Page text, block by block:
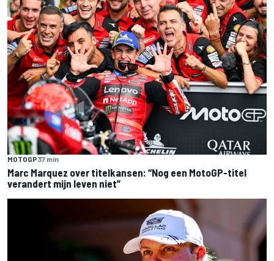
MOTOGP37 min
Marc Marquez over titelkansen: “Nog een MotoGP-titel
verandert mijn leven niet”